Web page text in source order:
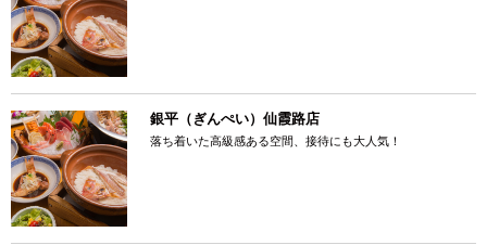
銀平（ぎんぺい）仙霞路店
落ち着いた高級感ある空間、接待にも大人気！